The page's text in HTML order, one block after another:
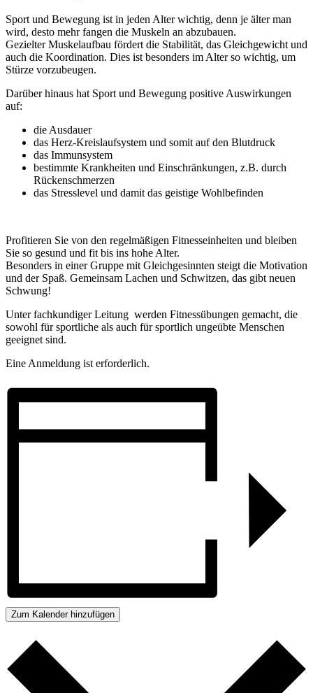
Sport und Bewegung ist in jeden Alter wichtig, denn je älter man
wird, desto mehr fangen die Muskeln an abzubauen.
Gezielter Muskelaufbau fördert die Stabilität, das Gleichgewicht und
auch die Koordination. Dies ist besonders im Alter so wichtig, um
Stürze vorzubeugen.
Darüber hinaus hat Sport und Bewegung positive Auswirkungen
auf:
die Ausdauer
das Herz-Kreislaufsystem und somit auf den Blutdruck
das Immunsystem
bestimmte Krankheiten und Einschränkungen, z.B. durch
Rückenschmerzen
das Stresslevel und damit das geistige Wohlbefinden
Profitieren Sie von den regelmäßigen Fitnesseinheiten und bleiben
Sie so gesund und fit bis ins hohe Alter.
Besonders in einer Gruppe mit Gleichgesinnten steigt die Motivation
und der Spaß. Gemeinsam Lachen und Schwitzen, das gibt neuen
Schwung!
Unter fachkundiger Leitung werden Fitnessübungen gemacht, die
sowohl für sportliche als auch für sportlich ungeübte Menschen
geeignet sind.
Eine Anmeldung ist erforderlich.
Zum Kalender hinzufügen